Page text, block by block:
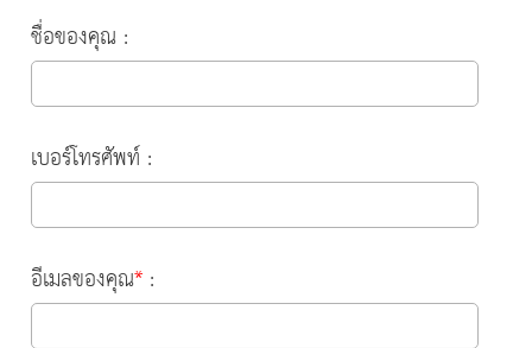
ชื่อของคุณ :
เบอร์โทรศัพท์ :
อีเมลของคุณ*: